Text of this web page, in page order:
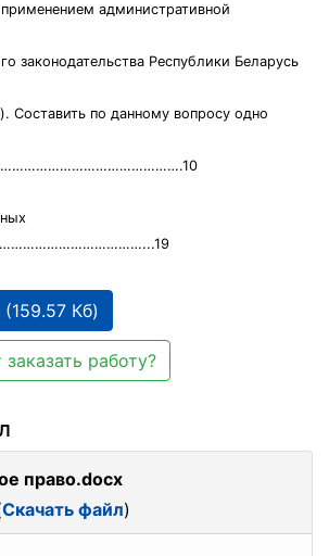
административной
законодательства Республики Беларусь
Составить по данному вопросу одно
Кб)
работу?
право.docx
Скачать файл)